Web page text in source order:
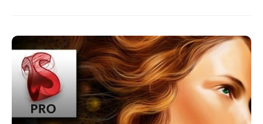
1편 : 서론 2편 : 법무법인의 내용증명서 3편 : 실
사 4편 : 추징금(감사비용 및 라이센스 강매) 5편 :
대응 및 조치방법 ※ 원래는 위 순서대로 작성하려
했으나, 4편에서 추징금및 대응한 방법까지 쓰고,
5편에서는 내용증명 접수 후 어떻게 사전조치를